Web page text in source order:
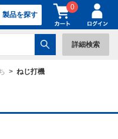
製品を探す
0
詳細検索
> ねじ打機